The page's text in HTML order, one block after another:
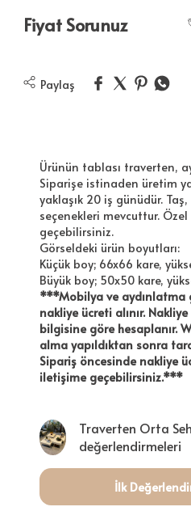
Fiyat Sorunuz
Paylaş
Ürünün tablası traverten,
Siparişe istinaden üretim
yaklaşık 20 iş günüdür.
seçenekleri mevcuttur.
geçebilirsiniz.
Görseldeki ürün boyutları:
Küçük boy; 66x66 kare,
Büyük boy; 50x50 kare,
***Mobilya ve aydınlatma
nakliye ücreti alınır.
bilgisine göre hesaplanır.
alma yapıldıktan sonra
Sipariş öncesinde nakliye
iletişime geçebilirsiniz.***
Traverten Orta
değerlendirmeleri
İlk